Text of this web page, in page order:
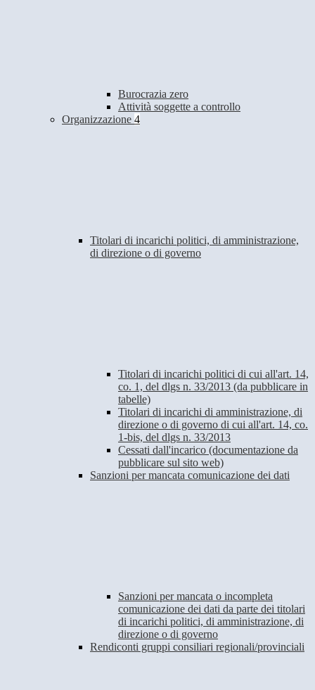
Burocrazia zero
Attività soggette a controllo
Organizzazione 4
Titolari di incarichi politici, di amministrazione,
di direzione o di governo
Titolari di incarichi politici di cui all'art. 14,
co. 1, del dlgs n. 33/2013 (da pubblicare in
tabelle)
Titolari di incarichi di amministrazione, di
direzione o di governo di cui all'art. 14, co.
1-bis, del dlgs n. 33/2013
Cessati dall'incarico (documentazione da
pubblicare sul sito web)
Sanzioni per mancata comunicazione dei dati
Sanzioni per mancata o incompleta
comunicazione dei dati da parte dei titolari
di incarichi politici, di amministrazione, di
direzione o di governo
Rendiconti gruppi consiliari regionali/provinciali